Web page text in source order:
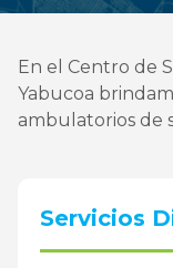
En el Centro de
Yabucoa
ambulatorios de
Servicios